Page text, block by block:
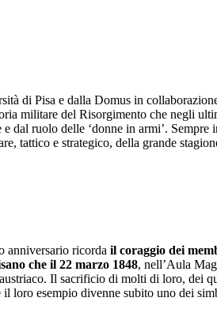
di Pisa e dalla Domus in
militare del Risorgimento che negli
dal ruolo delle ‘donne in armi’.
tattico e strategico, della grande
anniversario ricorda il coraggio dei
che il 22 marzo 1848, nell’Aula
Il sacrificio di molti di loro, dei
loro esempio divenne subito uno dei